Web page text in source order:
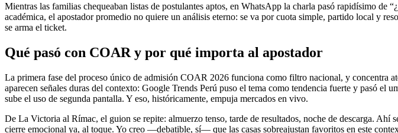
Mientras las familias chequeaban listas de postulantes aptos, en WhatsApp la charla pasó rapidísimo de
académica, el apostador promedio no quiere un análisis eterno: se va por cuota simple, partido local y
se arma el ticket.
Qué pasó con COAR y por qué importa al apostador
La primera fase del proceso único de admisión COAR 2026 funciona como filtro nacional, y concentra
aparecen señales duras del contexto: Google Trends Perú puso el tema como tendencia fuerte y pasó
sube el uso de segunda pantalla. Y eso, históricamente, empuja mercados en vivo.
De La Victoria al Rímac, el guion se repite: almuerzo tenso, tarde de resultados, noche de descarga.
cierre emocional ya, al toque. Yo creo —debatible, sí— que las casas sobreajustan favoritos en este